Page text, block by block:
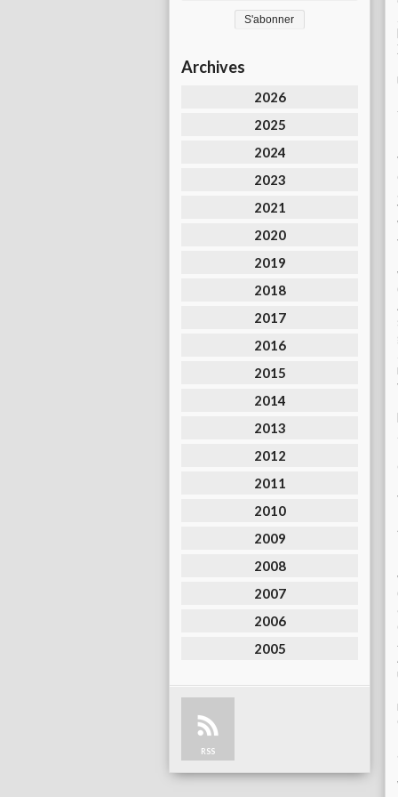
Archives
2026
2025
2024
2023
2021
2020
2019
2018
2017
2016
2015
2014
2013
2012
2011
2010
2009
2008
2007
2006
2005
RSS